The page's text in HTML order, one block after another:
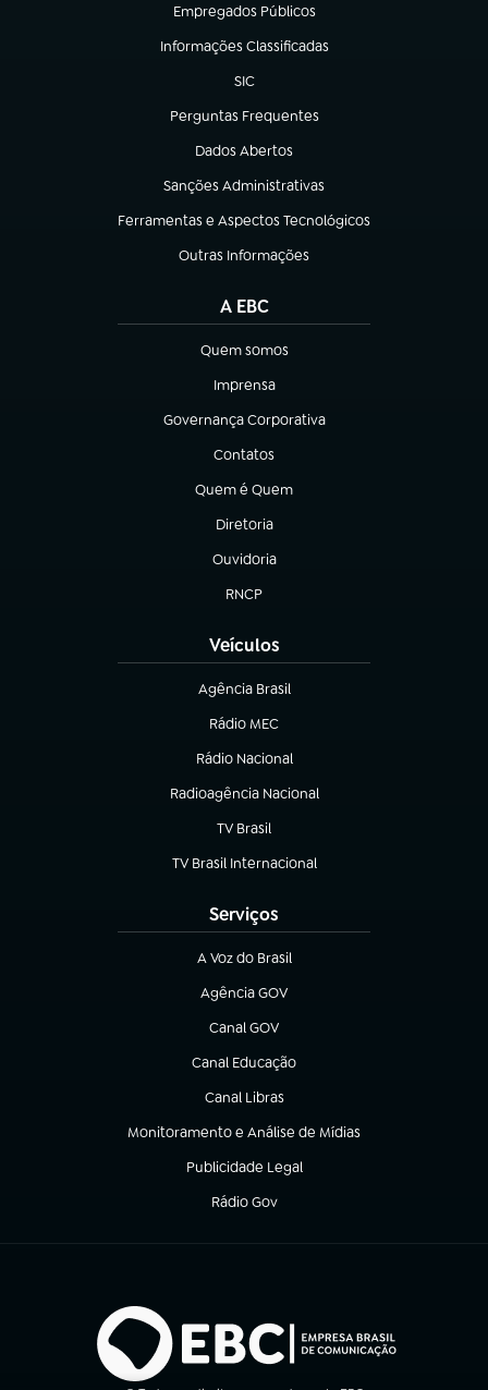
Empregados Públicos
(abre em nova aba)
Informações Classificadas
(abre em nova aba)
SIC
(abre em nova aba)
Perguntas Frequentes
(abre em nova aba)
Dados Abertos
(abre em nova aba)
Sanções Administrativas
(abre em nova aba)
Ferramentas e Aspectos Tecnológicos
(abre em nova aba)
Outras Informações
(abre em nova aba)
A EBC
Quem somos
(abre em nova aba)
Imprensa
(abre em nova aba)
Governança Corporativa
(abre em nova aba)
Contatos
(abre em nova aba)
Quem é Quem
(abre em nova aba)
Diretoria
(abre em nova aba)
Ouvidoria
(abre em nova aba)
RNCP
(abre em nova aba)
Veículos
Agência Brasil
(abre em nova aba)
Rádio MEC
Rádio Nacional
(abre em nova aba)
Radioagência Nacional
(abre em nova aba)
TV Brasil
(abre em nova aba)
TV Brasil Internacional
(abre em nova aba)
Serviços
A Voz do Brasil
(abre em nova aba)
Agência GOV
(abre em nova aba)
Canal GOV
(abre em nova aba)
Canal Educação
(abre em nova aba)
Canal Libras
(abre em nova aba)
Monitoramento e Análise de Mídias
(abre em nova aba)
Publicidade Legal
(abre em nova aba)
Rádio Gov
(abre em nova aba)